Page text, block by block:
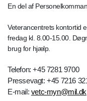
En del af
Veterancentrets kontortid
fredag kl. 8.00-15.00.
brug for hjælp.
Telefon: +45 7281 9700
Pressevagt: +45 7216
E-mail: vetc-myn@mil.dk